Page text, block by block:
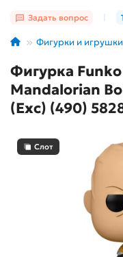
Задать вопрос
Фигурки и игрушки
Фигурка
Mandalorian
(Exc) (490)
Слот